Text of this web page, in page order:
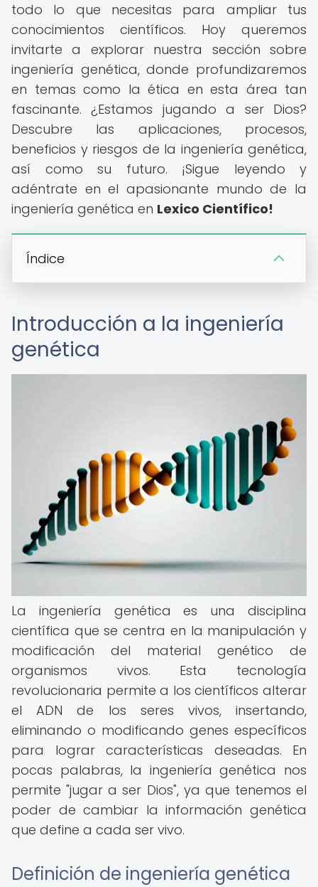
todo lo que necesitas para ampliar tus
conocimientos científicos. Hoy queremos
invitarte a explorar nuestra sección sobre
ingeniería genética, donde profundizaremos
en temas como la ética en esta área tan
fascinante. ¿Estamos jugando a ser Dios?
Descubre las aplicaciones, procesos,
beneficios y riesgos de la ingeniería genética,
así como su futuro. ¡Sigue leyendo y
adéntrate en el apasionante mundo de la
ingeniería genética en Lexico Científico!
Índice
Introducción a la ingeniería
genética
La ingeniería genética es una disciplina
científica que se centra en la manipulación y
modificación del material genético de
organismos vivos. Esta tecnología
revolucionaria permite a los científicos alterar
el ADN de los seres vivos, insertando,
eliminando o modificando genes específicos
para lograr características deseadas. En
pocas palabras, la ingeniería genética nos
permite "jugar a ser Dios", ya que tenemos el
poder de cambiar la información genética
que define a cada ser vivo.
Definición de ingeniería genética